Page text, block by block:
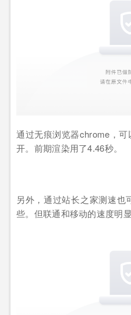
通过无痕浏览器chrome，
开。前期渲染用了4.46秒。
另外，通过站长之家测速也
些。但联通和移动的速度明